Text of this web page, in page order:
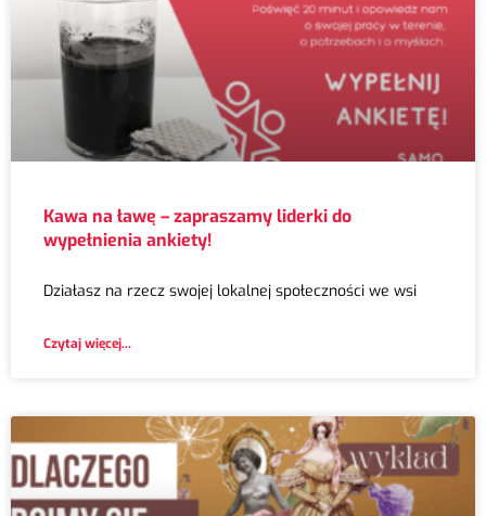
Kawa na ławę – zapraszamy liderki do
wypełnienia ankiety!
Działasz na rzecz swojej lokalnej społeczności we wsi
Czytaj więcej...